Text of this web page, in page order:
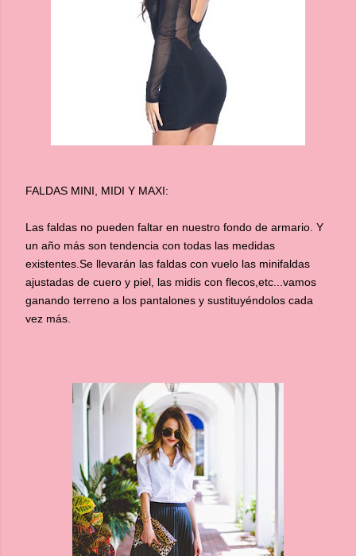
FALDAS MINI, MIDI Y MAXI:
Las faldas no pueden faltar en nuestro fondo de armario. Y
un año más son tendencia con todas las medidas
existentes. Se llevarán las faldas con vuelo las minifaldas
ajustadas de cuero y piel, las midis con flecos,etc...vamos
ganando terreno a los pantalones y sustituyéndolos cada
vez más.